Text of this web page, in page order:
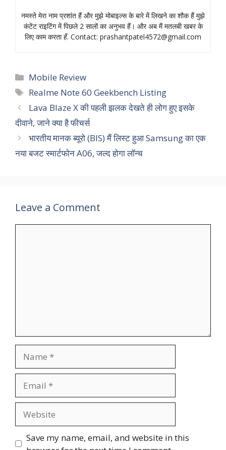
नमस्‍ते मेरा नाम प्रशांत हैं और मुझे मोबाइल्‍स के बारे में लिखने का शौक हैं मुझे
कंटेंट राइटिंग में पिछले 2 सालों का अनुभव हैं। और अब मैं मतलबी खबर के
लिए काम करता हँ. Contact: prashantpatel4572@gmail.com
Categories
Mobile Review
Tags
Realme Note 60 Geekbench Listing
Lava Blaze X की पहली झलक देखते ही लोग हुए इसके
दीवाने, जाने क्या है फीचर्स
भारतीय मानक ब्यूरो (BIS) मैं लिस्ट हुआ Samsung का एक
नया बजट स्मार्टफोन A06, जल्द होगा लॉन्च
Leave a Comment
Save my name, email, and website in this